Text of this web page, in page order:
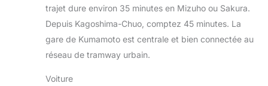
trajet dure environ 35 minutes en Mizuho ou Sakura.
Depuis Kagoshima-Chuo, comptez 45 minutes. La
gare de Kumamoto est centrale et bien connectée au
réseau de tramway urbain.
Voiture